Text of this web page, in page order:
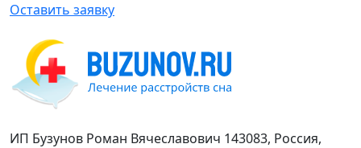
Оставить заявку
ИП Бузунов Роман Вячеславович 143083, Россия,